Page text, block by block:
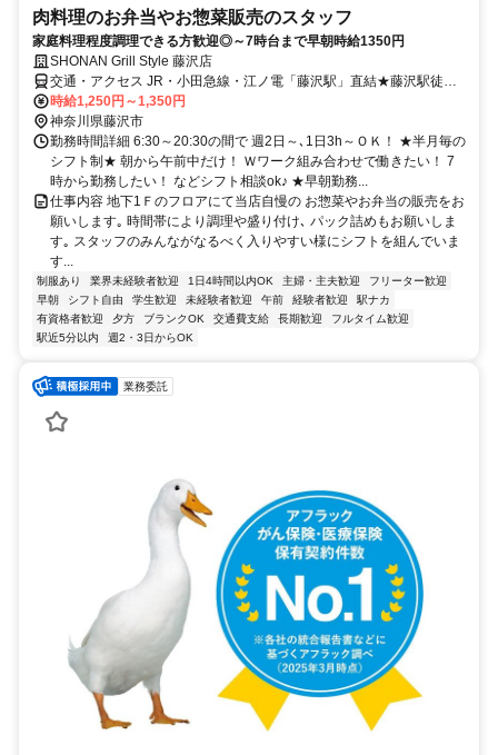
肉料理のお弁当やお惣菜販売のスタッフ
家庭料理程度調理できる方歓迎◎～7時台まで早朝時給1350円
SHONAN Grill Style 藤沢店
交通・アクセス JR・小田急線・江ノ電「藤沢駅」直結★藤沢駅徒歩1
分★
時給1,250円～1,350円
神奈川県藤沢市
勤務時間詳細 6:30～20:30の間で 週2日～､1日3h～ＯＫ！ ★半月毎の
シフト制★ 朝から午前中だけ！ Ｗワーク組み合わせで働きたい！ 7
時から勤務したい！ などシフト相談ok♪ ★早朝勤務...
仕事内容 地下1Ｆのフロアにて当店自慢の お惣菜やお弁当の販売をお
願いします｡ 時間帯により調理や盛り付け､ パック詰めもお願いしま
す｡ スタッフのみんながなるべく入りやすい様にシフトを組んでいま
す...
制服あり 業界未経験者歓迎 1日4時間以内OK 主婦・主夫歓迎
フリーター歓迎
早朝
シフト自由 学生歓迎 未経験者歓迎 午前 経験者歓迎
駅ナカ
有資格者歓迎
夕方 ブランクOK 交通費支給 長期歓迎
フルタイム歓迎
駅近5分以内
週2・3日からOK
業務委託